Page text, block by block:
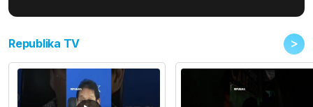
Republika TV >